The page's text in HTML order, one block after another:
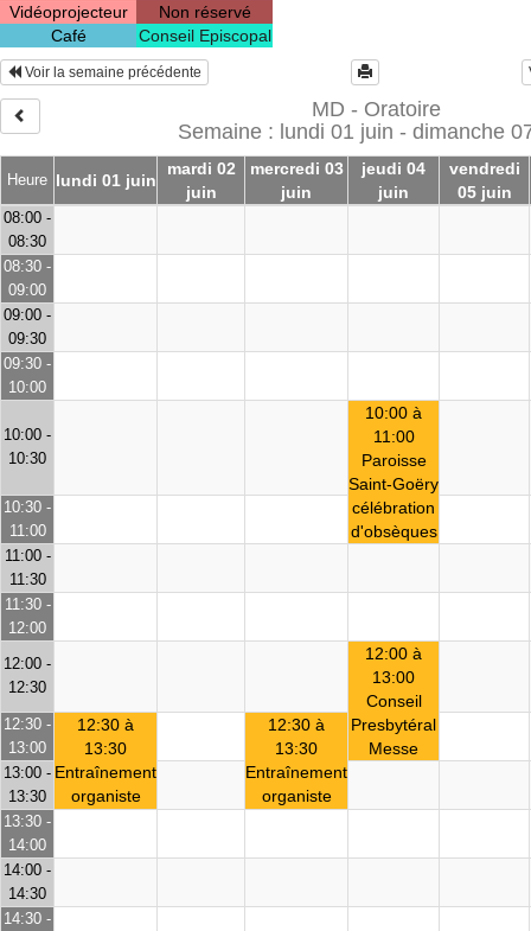
Vidéoprojecteur
Non réservé
Café
Conseil Episcopal
Heure lundi 01 juin
mardi 02
juin
mercredi 03
juin
jeudi 04
juin
vendredi
05 juin
Voir la semaine précédente
MD - Oratoire
Semaine : lundi 01 juin - dimanche
08:00 -
08:30
08:30 -
09:00
09:00 -
09:30
09:30 -
10:00
10:00 -
10:30
10:00 à
11:00
Paroisse
Saint-Goëry
célébration
d'obsèques
10:30 -
11:00
11:00 -
11:30
11:30 -
12:00
12:00 -
12:30
12:00 à
13:00
Conseil
Presbytéral
Messe
12:30 -
13:00
12:30 à
13:30
Entraînement
organiste
12:30 à
13:30
Entraînement
organiste
13:00 -
13:30
13:30 -
14:00
14:00 -
14:30
14:30 -